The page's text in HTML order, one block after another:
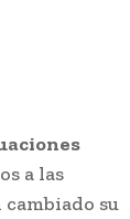
a las
cambiado su